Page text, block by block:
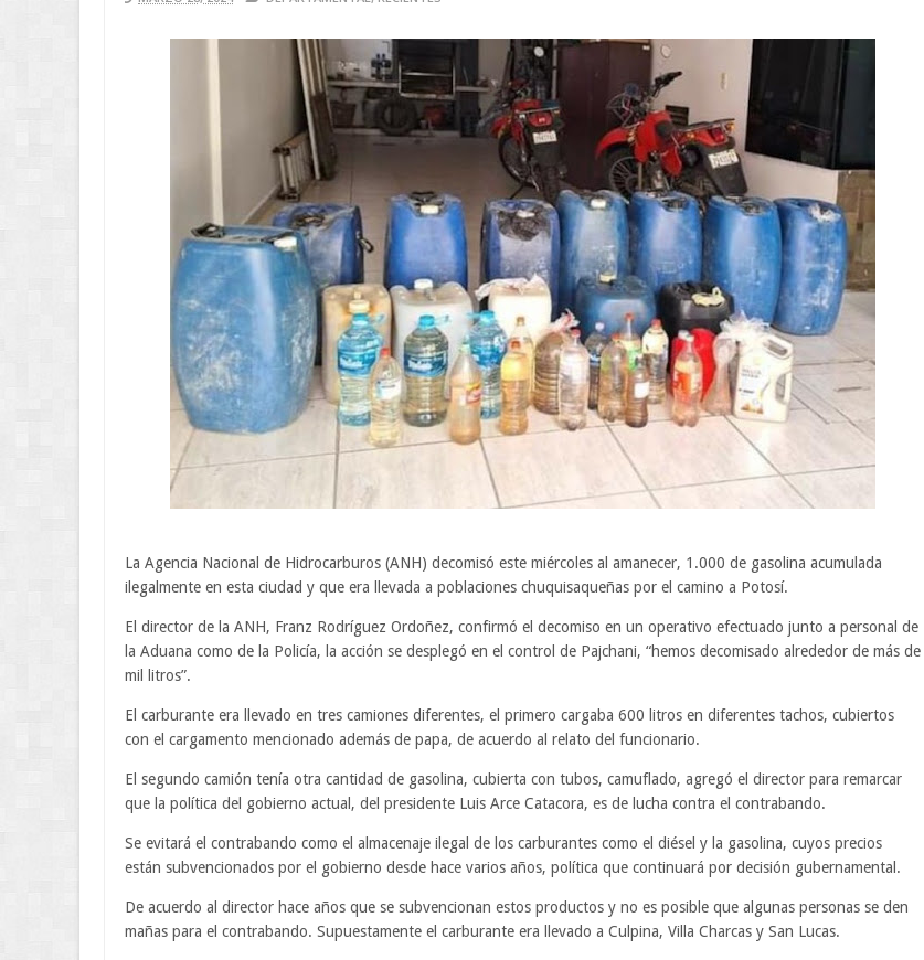
La Agencia Nacional de Hidrocarburos (ANH) decomisó este miércoles al amanecer, 1.000 de gasolina acumulada
ilegalmente en esta ciudad y que era llevada a poblaciones chuquisaqueñas por el camino a Potosí.
El director de la ANH, Franz Rodríguez Ordoñez, confirmó el decomiso en un operativo efectuado junto a personal de
la Aduana como de la Policía, la acción se desplegó en el control de Pajchani, “hemos decomisado alrededor de más de
mil litros”.
El carburante era llevado en tres camiones diferentes, el primero cargaba 600 litros en diferentes tachos, cubiertos
con el cargamento mencionado además de papa, de acuerdo al relato del funcionario.
El segundo camión tenía otra cantidad de gasolina, cubierta con tubos, camuflado, agregó el director para remarcar
que la política del gobierno actual, del presidente Luis Arce Catacora, es de lucha contra el contrabando.
Se evitará el contrabando como el almacenaje ilegal de los carburantes como el diésel y la gasolina, cuyos precios
están subvencionados por el gobierno desde hace varios años, política que continuará por decisión gubernamental.
De acuerdo al director hace años que se subvencionan estos productos y no es posible que algunas personas se den
mañas para el contrabando. Supuestamente el carburante era llevado a Culpina, Villa Charcas y San Lucas.